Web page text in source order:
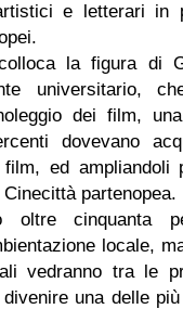
e letterari in
la figura di
universitario,
dei film,
dovevano
ed ampliandoli
partenopea.
cinquanta
locale,
vedranno tra le
una delle